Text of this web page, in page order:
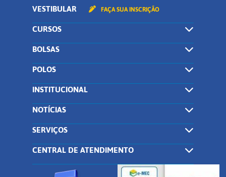
VESTIBULAR FAÇA SUA INSCRIÇÃO
CURSOS
BOLSAS
POLOS
INSTITUCIONAL
NOTÍCIAS
SERVIÇOS
CENTRAL DE ATENDIMENTO